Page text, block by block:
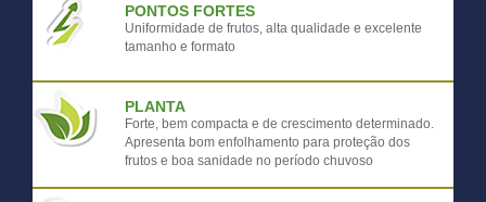
PONTOS FORTES
Uniformidade de frutos, alta qualidade e excelente
tamanho e formato
PLANTA
Forte, bem compacta e de crescimento determinado.
Apresenta bom enfolhamento para proteção dos
frutos e boa sanidade no período chuvoso